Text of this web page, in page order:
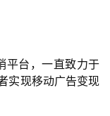
平台，一直致力于
实现移动广告变现